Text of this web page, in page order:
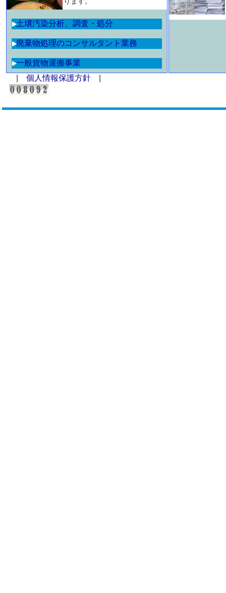
土壌汚染分析、調査・処分
廃棄物処理のコンサルタント業務
一般貨物運搬事業
|個人情報保護方針